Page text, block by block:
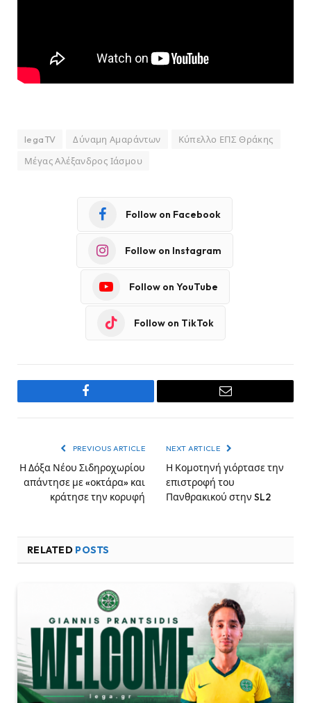
legaTV Δύναμη Αμαράντων
Κύπελλο ΕΠΣ Θράκης
Μέγας Αλέξανδρος Ιάσμου
Follow on Facebook
Follow on Instagram
Follow on YouTube
Follow on TikTok
Facebook Email
PREVIOUS ARTICLE
Η Δόξα Νέου Σιδηροχωρίου
απάντησε με «οκτάρα» και
κράτησε την κορυφή
NEXT ARTICLE
Η Κομοτηνή γιόρτασε την
επιστροφή του
Πανθρακικού στην SL2
RELATED POSTS